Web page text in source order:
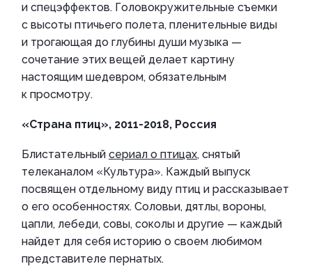
и спецэффектов. Головокружительные съемки
с высоты птичьего полета, пленительные виды
и трогающая до глубины души музыка —
сочетание этих вещей делает картину
настоящим шедевром, обязательным
к просмотру.
«Страна птиц», 2011-2018, Россия
Блистательный сериал о птицах, снятый
телеканалом «Культура». Каждый выпуск
посвящен отдельному виду птиц и рассказывает
о его особенностях. Соловьи, дятлы, вороны,
цапли, лебеди, совы, соколы и другие — каждый
найдет для себя историю о своем любимом
представителе пернатых.